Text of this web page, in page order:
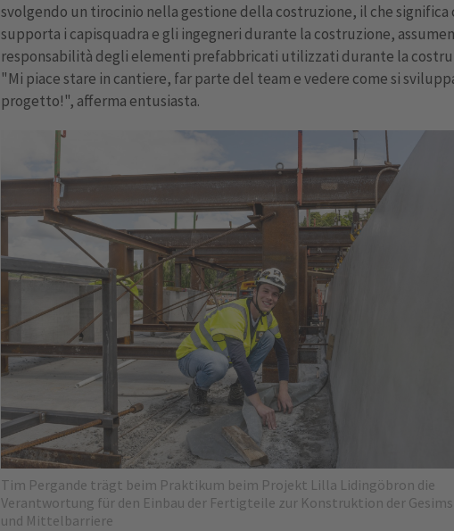
svolgendo un tirocinio nella gestione della costruzione, il che significa
supporta i capisquadra e gli ingegneri durante la costruzione,
responsabilità degli elementi prefabbricati utilizzati durante la
"Mi piace stare in cantiere, far parte del team e vedere come si
progetto!", afferma entusiasta.
Tim Pergande trägt beim Praktikum beim Projekt Lilla Lidingöbron die
Verantwortung für den Einbau der Fertigteile zur Konstruktion der
und Mittelbarriere